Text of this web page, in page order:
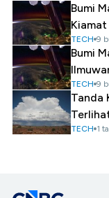
Bumi
TECH 9
Bumi
TECH 9
Tanda
TECH 1